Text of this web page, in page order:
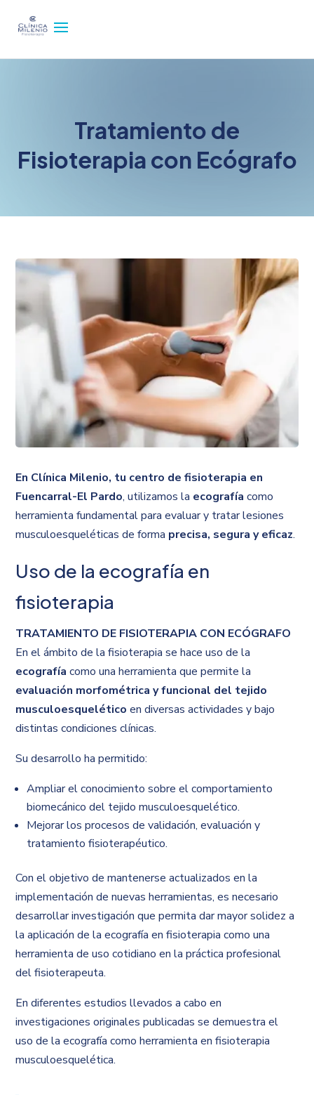
Tratamiento de
Fisioterapia con Ecógrafo
En Clínica Milenio, tu centro de fisioterapia en
Fuencarral-El Pardo, utilizamos la ecografía como
herramienta fundamental para evaluar y tratar lesiones
musculoesqueléticas de forma precisa, segura y eficaz.
Uso de la ecografía en
fisioterapia
TRATAMIENTO DE FISIOTERAPIA CON ECÓGRAFO
En el ámbito de la fisioterapia se hace uso de la
ecografía como una herramienta que permite la
evaluación morfométrica y funcional del tejido
musculoesquelético en diversas actividades y bajo
distintas condiciones clínicas.
Su desarrollo ha permitido:
Ampliar el conocimiento sobre el comportamiento
biomecánico del tejido musculoesquelético.
Mejorar los procesos de validación, evaluación y
tratamiento fisioterapéutico.
Con el objetivo de mantenerse actualizados en la
implementación de nuevas herramientas, es necesario
desarrollar investigación que permita dar mayor solidez a
la aplicación de la ecografía en fisioterapia como una
herramienta de uso cotidiano en la práctica profesional
del fisioterapeuta.
En diferentes estudios llevados a cabo en
investigaciones originales publicadas se demuestra el
uso de la ecografía como herramienta en fisioterapia
musculoesquelética.